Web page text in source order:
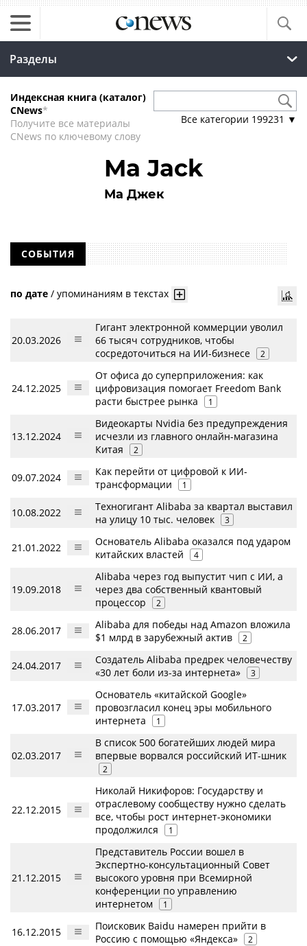
Разделы
Индексная книга (каталог)
CNews*
Получите все материалы
CNews по ключевому слову
Все категории 199231 ▼
Ma Jack
Ма Джек
СОБЫТИЯ
по дате / упоминаниям в текстах
20.03.2026
Гигант электронной коммерции уволил
66 тысяч сотрудников, чтобы
сосредоточиться на ИИ-бизнесе
2
24.12.2025
От офиса до суперприложения: как
цифровизация помогает Freedom Bank
расти быстрее рынка
1
13.12.2024
Видеокарты Nvidia без предупреждения
исчезли из главного онлайн-магазина
Китая
2
09.07.2024
Как перейти от цифровой к ИИ-
трансформации
1
10.08.2022
Техногигант Alibaba за квартал выставил
на улицу 10 тыс. человек
3
21.01.2022
Основатель Alibaba оказался под ударом
китайских властей
4
19.09.2018
Alibaba через год выпустит чип с ИИ, а
через два собственный квантовый
процессор
2
28.06.2017
Alibaba для победы над Amazon вложила
$1 млрд в зарубежный актив
2
24.04.2017
Создатель Alibaba предрек человечеству
«30 лет боли из-за интернета»
3
17.03.2017
Основатель «китайской Google»
провозгласил конец эры мобильного
интернета
1
02.03.2017
В список 500 богатейших людей мира
впервые ворвался российский ИТ-шник
2
22.12.2015
Николай Никифоров: Государству и
отраслевому сообществу нужно сделать
все, чтобы рост интернет-экономики
продолжился
1
21.12.2015
Представитель России вошел в
Экспертно-консультационный Совет
высокого уровня при Всемирной
конференции по управлению
интернетом
1
16.12.2015
Поисковик Baidu намерен прийти в
Россию с помощью «Яндекса»
2